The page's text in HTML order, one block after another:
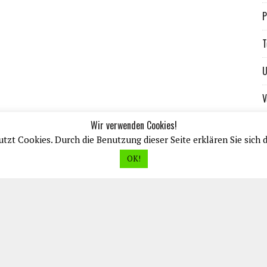
Wir verwenden Cookies!
Cookies. Durch die Benutzung dieser Seite erklären Sie sich
OK!